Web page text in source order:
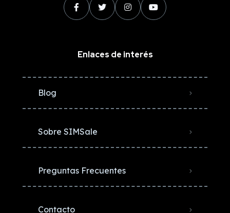
Enlaces de interés
Blog
Sobre SIMSale
Preguntas Frecuentes
Contacto